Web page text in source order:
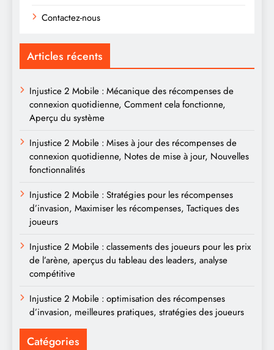
Contactez-nous
Articles récents
Injustice 2 Mobile : Mécanique des récompenses de
connexion quotidienne, Comment cela fonctionne,
Aperçu du système
Injustice 2 Mobile : Mises à jour des récompenses de
connexion quotidienne, Notes de mise à jour, Nouvelles
fonctionnalités
Injustice 2 Mobile : Stratégies pour les récompenses
d’invasion, Maximiser les récompenses, Tactiques des
joueurs
Injustice 2 Mobile : classements des joueurs pour les prix
de l’arène, aperçus du tableau des leaders, analyse
compétitive
Injustice 2 Mobile : optimisation des récompenses
d’invasion, meilleures pratiques, stratégies des joueurs
Catégories